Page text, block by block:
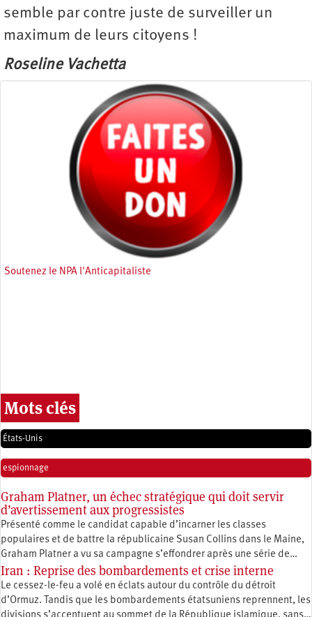
semble par contre juste de surveiller un
maximum de leurs citoyens !
Roseline Vachetta
Soutenez le NPA l'Anticapitaliste
Mots clés
États-Unis
espionnage
Graham Platner, un échec stratégique qui doit servir
d’avertissement aux progressistes
Présenté comme le candidat capable d’incarner les classes
populaires et de battre la républicaine Susan Collins dans le Maine,
Graham Platner a vu sa campagne s’effondrer après une série de…
Iran : Reprise des bombardements et crise interne
Le cessez-le-feu a volé en éclats autour du contrôle du détroit
d’Ormuz. Tandis que les bombardements étatsuniens reprennent, les